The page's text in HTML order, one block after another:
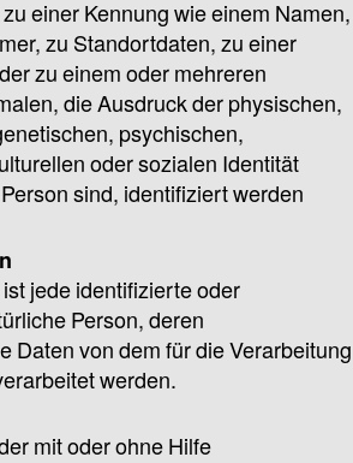
einer Kennung wie einem Namen,
zu Standortdaten, zu einer
zu einem oder mehreren
die Ausdruck der physischen,
psychischen,
oder sozialen Identität
sind, identifiziert werden
jede identifizierte oder
Person, deren
Daten von dem für die Verarbeitung
werden.
mit oder ohne Hilfe